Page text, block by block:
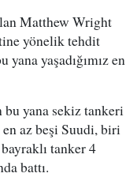
Matthew Wright
yönelik tehdit
yana yaşadığımız en
yana sekiz tankeri
az beşi Suudi, biri
tanker 4
battı.